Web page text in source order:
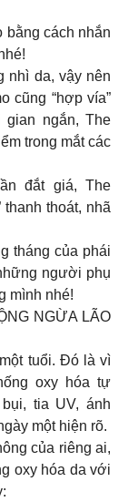
bằng cách nhắn
nhì da, vậy nên
cũng “hợp vía”
ngắn, The
trong mắt các
đắt giá, The
thanh thoát, nhã
tháng của phái
người phụ
mình nhé!
NGỪA LÃO
tuổi. Đó là vì
oxy hóa tự
tia UV, ánh
một hiện rõ.
của riêng ai,
oxy hóa da với